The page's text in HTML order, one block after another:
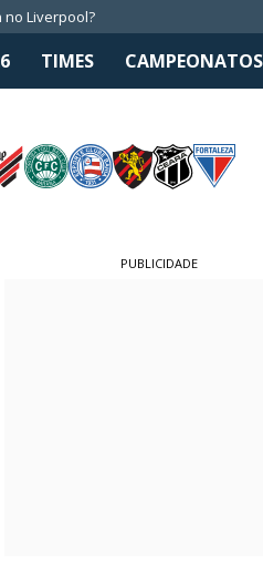
no Liverpool?
TIMES
PUBLICIDADE